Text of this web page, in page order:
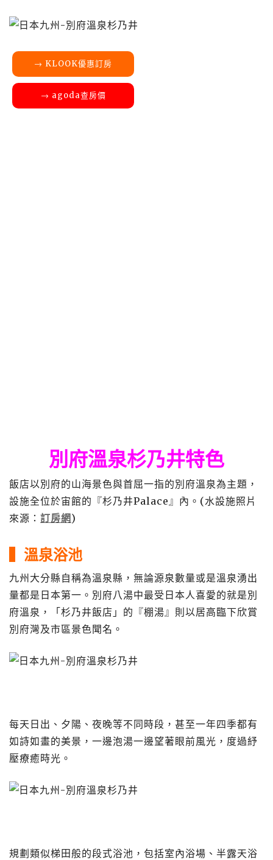
→ KLOOK優惠訂房
→ agoda查房價
別府溫泉杉乃井特色
飯店以別府的山海景色與首屈一指的別府溫泉為主題，
設施全位於宙館的『杉乃井Palace』內。(水設施照片
來源： 訂房網)
▍溫泉浴池
九州大分縣自稱為溫泉縣，無論源泉數量或是溫泉湧出
量都是日本第一。別府八湯中最受日本人喜愛的就是別
府溫泉，「杉乃井飯店」的『棚湯』則以居高臨下欣賞
別府灣及市區景色聞名。
每天日出、夕陽、夜晚等不同時段，甚至一年四季都有
如詩如畫的美景，一邊泡湯一邊望著眼前風光，度過紓
壓療癒時光。
規劃類似梯田般的段式浴池，包括室內浴場、半露天浴